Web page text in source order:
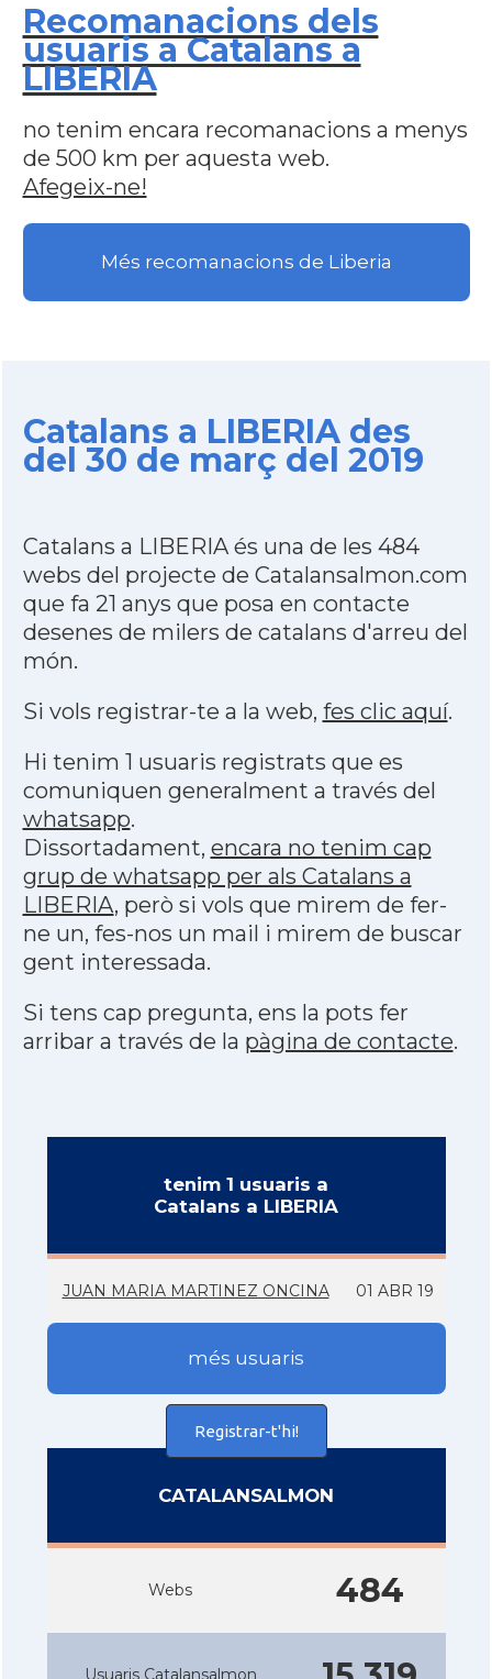
Recomanacions dels
usuaris a Catalans a
LIBERIA
no tenim encara recomanacions a menys
de 500 km per aquesta web.
Afegeix-ne!
Més recomanacions de Liberia
Catalans a LIBERIA des
del 30 de març del 2019
Catalans a LIBERIA és una de les 484
webs del projecte de Catalansalmon.com
que fa 21 anys que posa en contacte
desenes de milers de catalans d'arreu del
món.
Si vols registrar-te a la web, fes clic aquí.
Hi tenim 1 usuaris registrats que es
comuniquen generalment a través del
whatsapp.
Dissortadament, encara no tenim cap
grup de whatsapp per als Catalans a
LIBERIA, però si vols que mirem de fer-
ne un, fes-nos un mail i mirem de buscar
gent interessada.
Si tens cap pregunta, ens la pots fer
arribar a través de la pàgina de contacte.
tenim 1 usuaris a
Catalans a LIBERIA
JUAN MARIA MARTINEZ ONCINA 01 ABR 19
més usuaris
Registrar-t'hi!
CATALANSALMON
Webs 484
Usuaris Catalansalmon